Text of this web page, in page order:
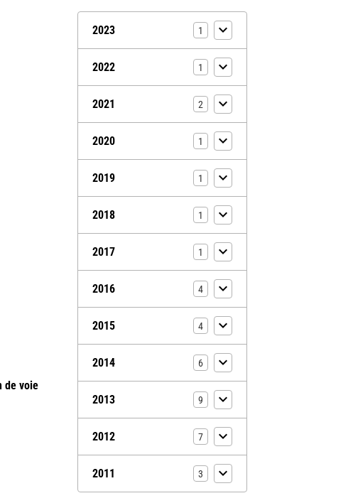
de voie
2023 1
2022 1
2021 2
2020 1
2019 1
2018 1
2017 1
2016 4
2015 4
2014 6
2013 9
2012 7
2011 3